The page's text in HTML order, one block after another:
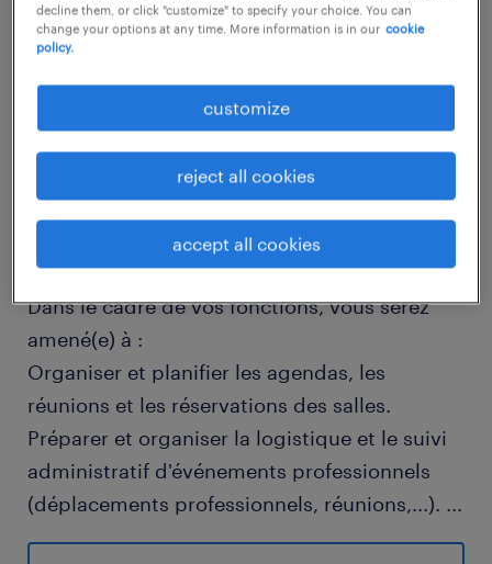
job details
descriptif du poste
Descriptif de la mission
Vos missions (Caractéristiques du poste)
Dans le cadre de vos fonctions, vous serez
amené(e) à :
Organiser et planifier les agendas, les
réunions et les réservations des salles.
Préparer et organiser la logistique et le suivi
administratif d'événements professionnels
(déplacements professionnels, réunions,...). ...
Coordonner les différents acteurs internes et
decline them, or click "customize" to specify your choice. You can
change your options at any time. More information is in our cookie
policy.
customize
reject all cookies
accept all cookies